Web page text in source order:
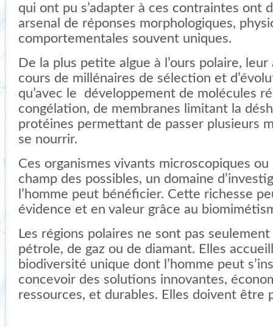
qui ont pu s’adapter à ces contraintes ont
arsenal de réponses morphologiques,
comportementales souvent uniques.
De la plus petite algue à l’ours polaire,
cours de millénaires de sélection et
qu’avec le développement de molécules
congélation, de membranes limitant la
protéines permettant de passer plusieurs
se nourrir.
Ces organismes vivants microscopiques
champ des possibles, un domaine
l’homme peut bénéficier. Cette richesse
évidence et en valeur grâce au
Les régions polaires ne sont pas
pétrole, de gaz ou de diamant. Elles
biodiversité unique dont l’homme peut
concevoir des solutions innovantes,
ressources, et durables. Elles doivent être